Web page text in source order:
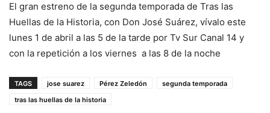
El gran estreno de la segunda temporada de Tras las
Huellas de la Historia, con Don José Suárez, vívalo este
lunes 1 de abril a las 5 de la tarde por Tv Sur Canal 14 y
con la repetición a los viernes a las 8 de la noche
TAGS jose suarez Pérez Zeledón
segunda temporada
tras las huellas de la historia